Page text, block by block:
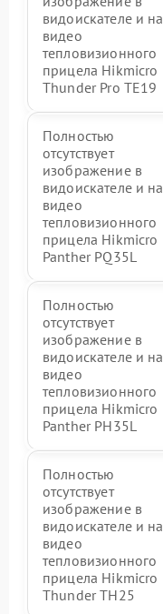
видоискателе и на
видео
тепловизионного
прицела Hikmicro
Thunder Pro TE19
Полностью
отсутствует
изображение в
видоискателе и на
видео
тепловизионного
прицела Hikmicro
Panther PQ35L
Полностью
отсутствует
изображение в
видоискателе и на
видео
тепловизионного
прицела Hikmicro
Panther PH35L
Полностью
отсутствует
изображение в
видоискателе и на
видео
тепловизионного
прицела Hikmicro
Thunder TH25